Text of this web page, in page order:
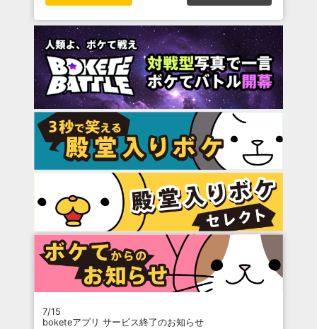
7/15
boketeアプリ サービス終了のお知らせ